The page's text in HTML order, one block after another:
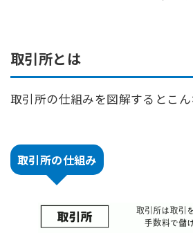
取引所とは
取引所の仕組みを図解するとこん
取引所の仕組み